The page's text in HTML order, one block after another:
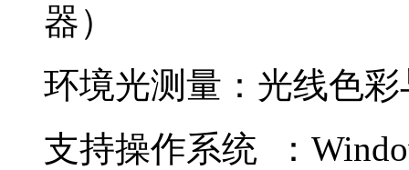
器）
环境光测量：光线色
支持操作系统 ：